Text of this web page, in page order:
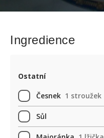
Ingredience
Ostatní
Česnek 1 stroužek
Sůl